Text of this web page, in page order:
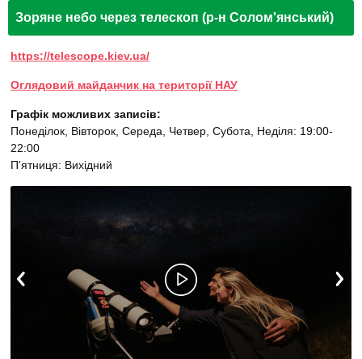
Зоряне небо через телескоп (р-н Солом'янський)
https://telescope.kiev.ua/
Оглядовий майданчик на території НАУ
Графік можливих записів:
Понеділок, Вівторок, Середа, Четвер, Субота, Неділя: 19:00-
22:00
П'ятниця: Вихідний